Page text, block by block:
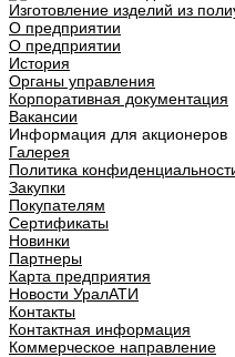
Изготовление изделий из
О предприятии
О предприятии
История
Органы управления
Корпоративная документация
Вакансии
Информация для акционеров
Галерея
Политика
Закупки
Покупателям
Сертификаты
Новинки
Партнеры
Карта предприятия
Новости УралАТИ
Контакты
Контактная информация
Коммерческое направление